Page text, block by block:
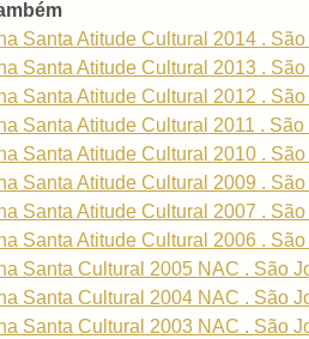
Santa Atitude Cultural 2014 .
Santa Atitude Cultural 2013 .
Santa Atitude Cultural 2012 .
Santa Atitude Cultural 2011 .
Santa Atitude Cultural 2010 .
Santa Atitude Cultural 2009 .
Santa Atitude Cultural 2007 .
Santa Atitude Cultural 2006 .
Santa Cultural 2005 NAC . São
Santa Cultural 2004 NAC . São
Santa Cultural 2003 NAC . São